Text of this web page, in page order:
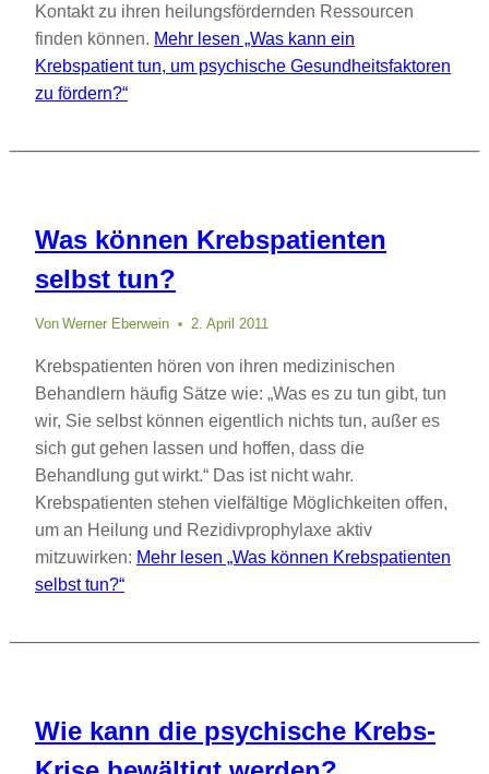
Kontakt zu ihren heilungsfördernden Ressourcen
finden können. Mehr lesen „Was kann ein
Krebspatient tun, um psychische Gesundheitsfaktoren
zu fördern?“
Was können Krebspatienten
selbst tun?
Von Werner Eberwein 2. April 2011
Krebspatienten hören von ihren medizinischen
Behandlern häufig Sätze wie: „Was es zu tun gibt, tun
wir, Sie selbst können eigentlich nichts tun, außer es
sich gut gehen lassen und hoffen, dass die
Behandlung gut wirkt.“ Das ist nicht wahr.
Krebspatienten stehen vielfältige Möglichkeiten offen,
um an Heilung und Rezidivprophylaxe aktiv
mitzuwirken: Mehr lesen „Was können Krebspatienten
selbst tun?“
Wie kann die psychische Krebs-